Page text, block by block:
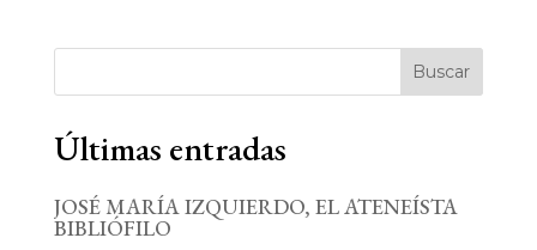
Buscar
Últimas entradas
JOSÉ MARÍA IZQUIERDO, EL ATENEÍSTA
BIBLIÓFILO